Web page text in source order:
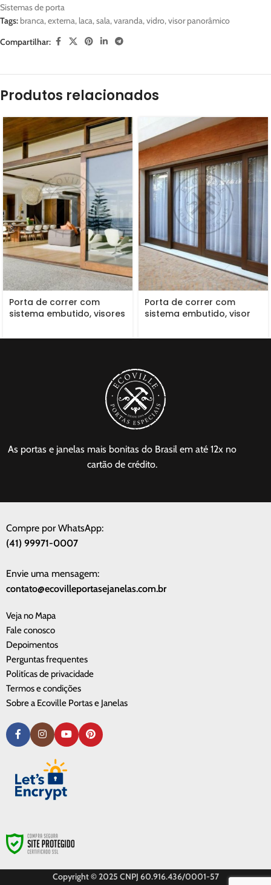
Sistemas de porta
Tags: branca,externa, laca,sala,varanda,vidro,visor panorâmico
Compartilhar:
Produtos relacionados
Porta de correr com
sistema embutido, visores
Porta de correr com
sistema embutido, visor
incolor
As portas e janelas mais bonitas do Brasil em até 12x no
cartão de crédito.
Compre por WhatsApp:
(41) 99971-0007
Envie uma mensagem:
contato@ecovilleportasejanelas.com.br
Veja no Mapa
Fale conosco
Depoimentos
Perguntas frequentes
Politícas de privacidade
Termos e condições
Sobre a Ecoville Portas e Janelas
Copyright © 2025 CNPJ 60.916.436/0001-57